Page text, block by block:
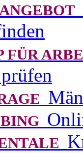
FÜR